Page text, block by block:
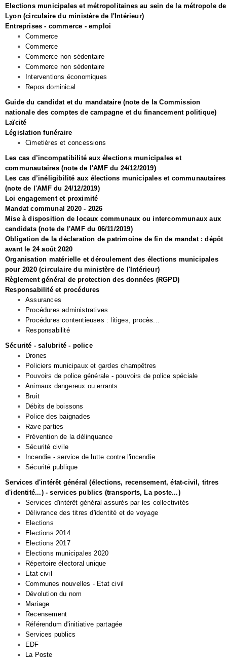
Elections municipales et métropolitaines au sein de la métropole de
Lyon (circulaire du ministère de l'Intérieur)
Entreprises - commerce - emploi
Commerce
Commerce
Commerce non sédentaire
Commerce non sédentaire
Interventions économiques
Repos dominical
Guide du candidat et du mandataire (note de la Commission
nationale des comptes de campagne et du financement politique)
Laïcité
Législation funéraire
Cimetières et concessions
Les cas d’incompatibilité aux élections municipales et
communautaires (note de l'AMF du 24/12/2019)
Les cas d’inéligibilité aux élections municipales et communautaires
(note de l'AMF du 24/12/2019)
Loi engagement et proximité
Mandat communal 2020 - 2026
Mise à disposition de locaux communaux ou intercommunaux aux
candidats (note de l'AMF du 06/11/2019)
Obligation de la déclaration de patrimoine de fin de mandat : dépôt
avant le 24 août 2020
Organisation matérielle et déroulement des élections municipales
pour 2020 (circulaire du ministère de l'Intérieur)
Règlement général de protection des données (RGPD)
Responsabilité et procédures
Assurances
Procédures administratives
Procédures contentieuses : litiges, procès...
Responsabilité
Sécurité - salubrité - police
Drones
Policiers municipaux et gardes champêtres
Pouvoirs de police générale - pouvoirs de police spéciale
Animaux dangereux ou errants
Bruit
Débits de boissons
Police des baignades
Rave parties
Prévention de la délinquance
Sécurité civile
Incendie - service de lutte contre l'incendie
Sécurité publique
Services d'intérêt général (élections, recensement, état-civil, titres
d'identité...) - services publics (transports, La poste...)
Services d'intérêt général assurés par les collectivités
Délivrance des titres d'identité et de voyage
Elections
Elections 2014
Elections 2017
Elections municipales 2020
Répertoire électoral unique
Etat-civil
Communes nouvelles - Etat civil
Dévolution du nom
Mariage
Recensement
Référendum d'initiative partagée
Services publics
EDF
La Poste